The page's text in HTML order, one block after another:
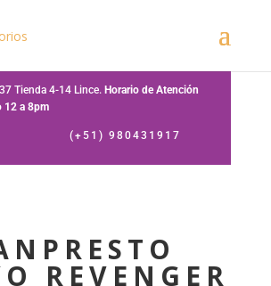
Tienda 4-14 Lince. Horario de Atención
12 a 8pm
(+51) 980431917
REVENGER